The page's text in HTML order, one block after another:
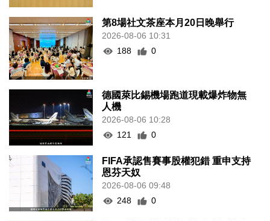
第8場社文茶座本月20日晚舉行
2026-08-06 10:31
188
0
德國萊比錫機場跑道現載爆炸物無
人機
2026-08-06 10:28
121
0
FIFA承認售賽事股權犯錯 重申支持
恩芬天奴
2026-08-06 09:48
248
0